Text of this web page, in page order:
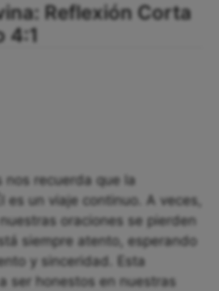
Reflexión Corta
4:1
nos recuerda que la
es un viaje continuo. A veces,
oraciones se pierden
siempre atento, esperando
y sinceridad. Esta
ser honestos en nuestras